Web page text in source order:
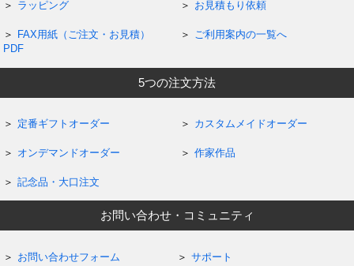
ラッピング お見積もり依頼
FAX用紙（ご注文・お見積）
PDF
ご利用案内の一覧へ
5つの注文方法
定番ギフトオーダー カスタムメイドオーダー
オンデマンドオーダー 作家作品
記念品・大口注文
お問い合わせ・コミュニティ
お問い合わせフォーム サポート